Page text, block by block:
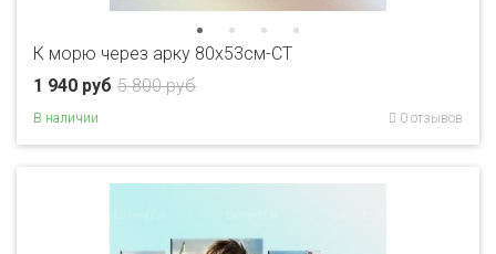
К морю через арку 80x53см-CT
5 800 руб
1 940 руб
В наличии 0 отзывов